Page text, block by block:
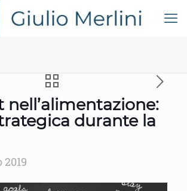
nell’alimentazione:
durante la
2019